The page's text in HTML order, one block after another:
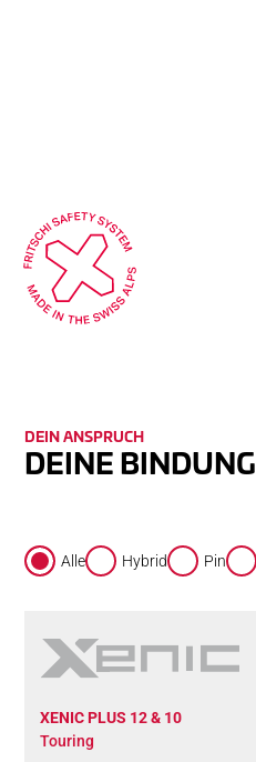
DEIN ANSPRUCH
DEINE BINDUNG
Alle Hybrid Pin
XENIC PLUS 12 & 10
Touring